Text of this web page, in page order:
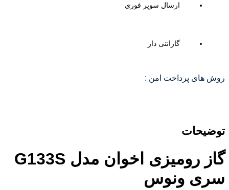
ارسال سوپر فوری
گارانتی دار
روش های پرداخت امن :
توضیحات
گاز رومیزی اخوان مدل G133S
سری ونوس